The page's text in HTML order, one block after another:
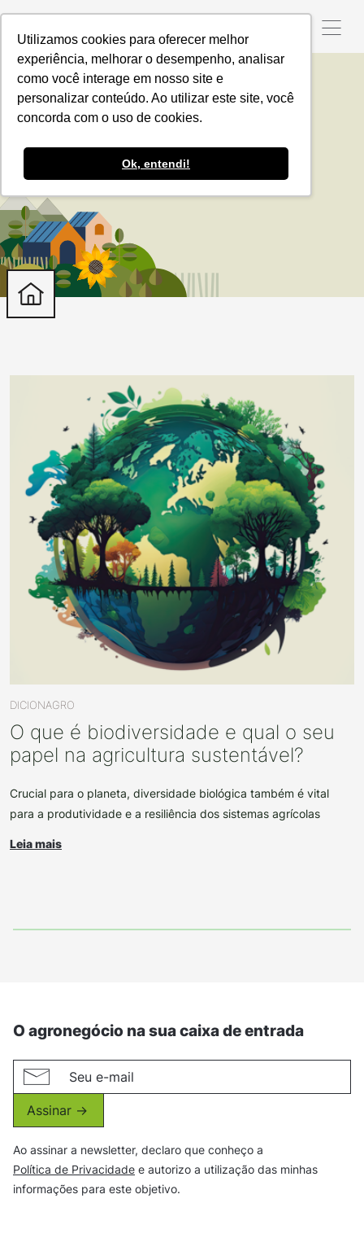
Utilizamos cookies para oferecer melhor
experiência, melhorar o desempenho, analisar
como você interage em nosso site e
personalizar conteúdo. Ao utilizar este site, você
concorda com o uso de cookies.
Ok, entendi!
Ecossistemas
DICIONAGRO
O que é biodiversidade e qual o seu
papel na agricultura sustentável?
Crucial para o planeta, diversidade biológica também é vital
para a produtividade e a resiliência dos sistemas agrícolas
Leia mais
O agronegócio na sua caixa de entrada
Assinar ->
Ao assinar a newsletter, declaro que conheço a
Política de Privacidade e autorizo a utilização das minhas
informações para este objetivo.